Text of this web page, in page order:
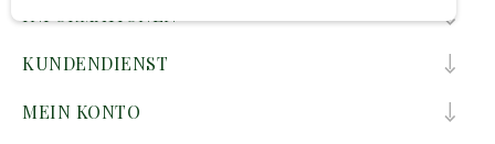
KUNDENDIENST
MEIN KONTO